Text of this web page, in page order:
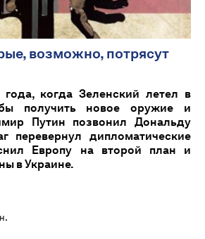
возможно, потрясут
года, когда Зеленский летел в
получить новое оружие и
Путин позвонил Дональду
перевернул дипломатические
Европу на второй план и
в Украине.